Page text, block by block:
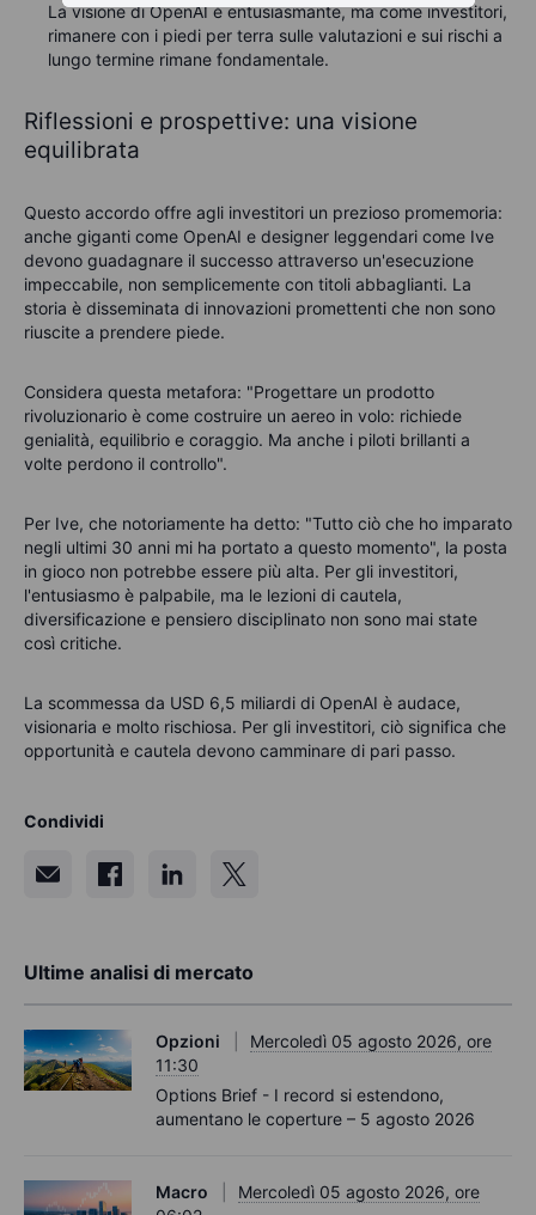
La visione di OpenAI è entusiasmante, ma come investitori,
rimanere con i piedi per terra sulle valutazioni e sui rischi a
lungo termine rimane fondamentale.
Riflessioni e prospettive: una visione
equilibrata
Questo accordo offre agli investitori un prezioso promemoria:
anche giganti come OpenAI e designer leggendari come Ive
devono guadagnare il successo attraverso un'esecuzione
impeccabile, non semplicemente con titoli abbaglianti. La
storia è disseminata di innovazioni promettenti che non sono
riuscite a prendere piede.
Considera questa metafora: "Progettare un prodotto
rivoluzionario è come costruire un aereo in volo: richiede
genialità, equilibrio e coraggio. Ma anche i piloti brillanti a
volte perdono il controllo".
Per Ive, che notoriamente ha detto: "Tutto ciò che ho imparato
negli ultimi 30 anni mi ha portato a questo momento", la posta
in gioco non potrebbe essere più alta. Per gli investitori,
l'entusiasmo è palpabile, ma le lezioni di cautela,
diversificazione e pensiero disciplinato non sono mai state
così critiche.
La scommessa da USD 6,5 miliardi di OpenAI è audace,
visionaria e molto rischiosa. Per gli investitori, ciò significa che
opportunità e cautela devono camminare di pari passo.
Condividi
Ultime analisi di mercato
Opzioni
Mercoledì 05 agosto 2026, ore
11:30
Options Brief - I record si estendono,
aumentano le coperture – 5 agosto 2026
Macro
Mercoledì 05 agosto 2026, ore